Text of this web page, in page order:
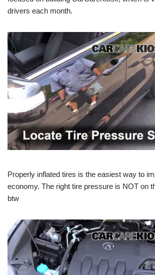
drivers each month.
Properly inflated tires is the easiest way to
economy. The right tire pressure is NOT on
btw